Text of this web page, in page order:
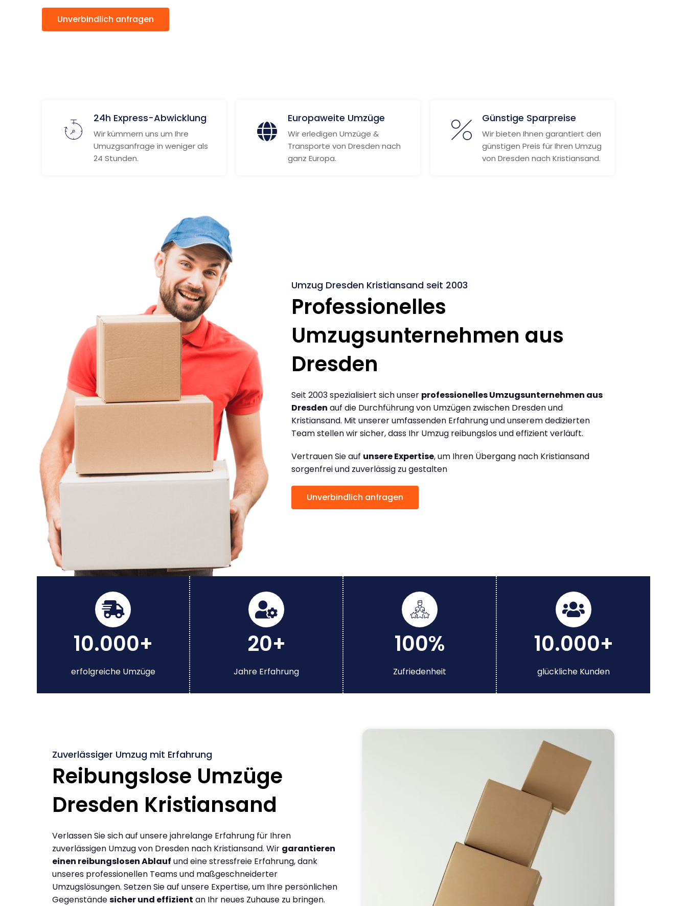
Unverbindlich anfragen
24h Express-Abwicklung
Wir kümmern uns um Ihre
Umuzgsanfrage in weniger als
24 Stunden.
Europaweite Umzüge
Wir erledigen Umzüge &
Transporte von Dresden nach
ganz Europa.
Günstige Sparpreise
Wir bieten Ihnen garantiert den
günstigen Preis für Ihren Umzug
von Dresden nach Kristiansand.
Umzug Dresden Kristiansand seit 2003
Professionelles
Umzugsunternehmen aus
Dresden
Seit 2003 spezialisiert sich unser professionelles Umzugsunternehmen aus
Dresden auf die Durchführung von Umzügen zwischen Dresden und
Kristiansand. Mit unserer umfassenden Erfahrung und unserem dedizierten
Team stellen wir sicher, dass Ihr Umzug reibungslos und effizient verläuft.
Vertrauen Sie auf unsere Expertise, um Ihren Übergang nach Kristiansand
sorgenfrei und zuverlässig zu gestalten
Unverbindlich anfragen
10.000+
erfolgreiche Umzüge
20+
Jahre Erfahrung
100%
Zufriedenheit
10.000+
glückliche Kunden
Zuverlässiger Umzug mit Erfahrung
Reibungslose Umzüge
Dresden Kristiansand
Verlassen Sie sich auf unsere jahrelange Erfahrung für Ihren
zuverlässigen Umzug von Dresden nach Kristiansand. Wir garantieren
einen reibungslosen Ablauf und eine stressfreie Erfahrung, dank
unseres professionellen Teams und maßgeschneiderter
Umzugslösungen. Setzen Sie auf unsere Expertise, um Ihre persönlichen
Gegenständesicher und effizient an Ihr neues Zuhause zu bringen.